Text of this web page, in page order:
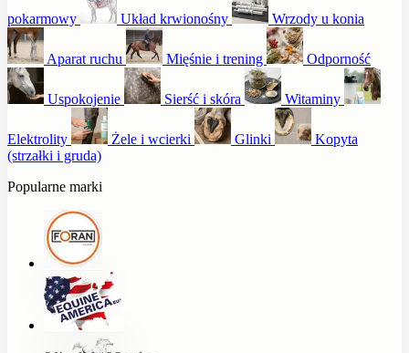
pokarmowy Układ krwionośny Wrzody u konia
Aparat ruchu Mięśnie i trening Odporność
Uspokojenie Sierść i skóra Witaminy
Elektrolity Żele i wcierki Glinki
Kopyta
(strzałki i gruda)
Popularne marki